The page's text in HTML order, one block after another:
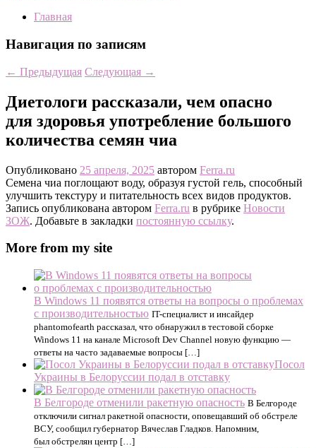
Главная
Навигация по записям
← Предыдущая Следующая →
Диетологи рассказали, чем опасно
для здоровья употребление большого
количества семян чиа
Опубликовано 25 апреля, 2025 автором Ferra.ru
Семена чиа поглощают воду, образуя густой гель, способный
улучшить текстуру и питательность всех видов продуктов.
Запись опубликована автором Ferra.ru в рубрике Новости
ЗОЖ. Добавьте в закладки постоянную ссылку.
More from my site
В Windows 11 появятся ответы на вопросы о проблемах
с производительностью IT-специалист и инсайдер
phantomofearth рассказал, что обнаружил в тестовой сборке
Windows 11 на канале Microsoft Dev Channel новую функцию —
ответы на часто задаваемые вопросы […]
Посол
Украины в Белоруссии подал в отставку
В Белгороде отменили ракетную опасность В Белгороде
отключили сигнал ракетной опасности, оповещавший об обстреле
ВСУ, сообщил губернатор Вячеслав Гладков. Напомним,
был обстрелян центр […]